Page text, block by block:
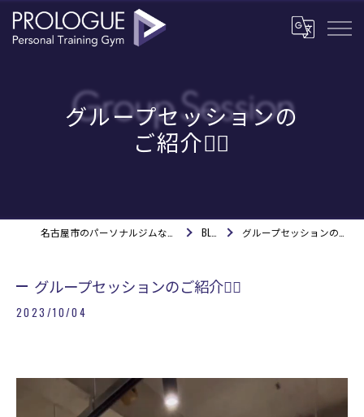
グループセッションの
ご紹介💁‍♂️
BLOG グループセッションのご紹介💁‍♂️
グループセッションのご紹介💁‍♂️
2023/10/04